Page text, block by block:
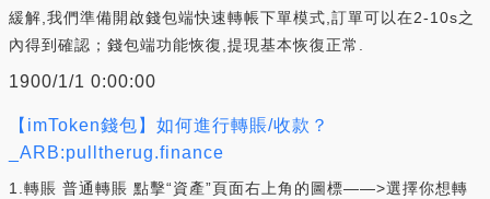
緩解,我們準備開啟錢包端快速轉帳下單模式,訂單可以在2-10s之
內得到確認；錢包端功能恢復,提現基本恢復正常.
1900/1/1 0:00:00
【imToken錢包】如何進行轉賬/收款？
_ARB:pulltherug.finance
1.轉賬 普通轉賬 點擊“資產”頁面右上角的圖標——>選擇你想轉